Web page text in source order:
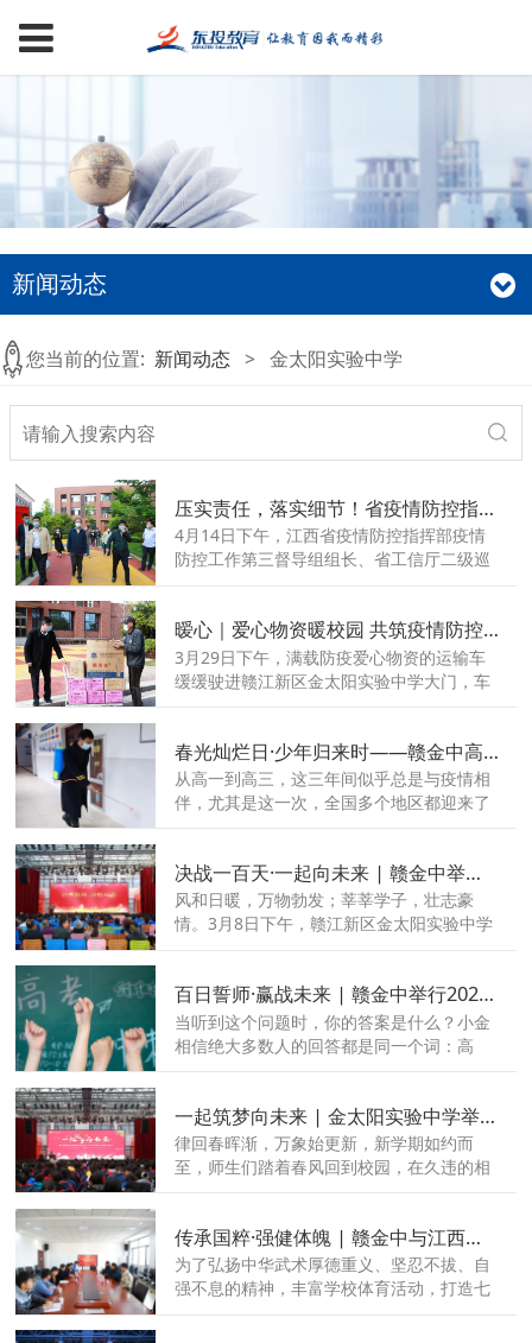
新闻动态
您当前的位置: 新闻动态 > 金太阳实验中学
压实责任，落实细节！省疫情防控指挥部第三督导组莅临赣金中指导疫情防控工作！
4月14日下午，江西省疫情防控指挥部疫情
防控工作第三督导组组长、省工信厅二级巡
工委委员、管委会副主任赵和平，赣江新区
社发局局长李茂芹及中医药科创城党委委员
叶人齐等人全程陪同。
暧心｜爱心物资暖校园 共筑疫情防控线
3月29日下午，满载防疫爱心物资的运输车
缓缓驶进赣江新区金太阳实验中学大门，车
春光灿烂日·少年归来时——赣金中高三学子返校复课啦！
从高一到高三，这三年间似乎总是与疫情相
伴，尤其是这一次，全国多个地区都迎来了
着复课的通知。
决战一百天·一起向未来 | 赣金中举办中考百日誓师大会
风和日暖，万物勃发；莘莘学子，壮志豪
情。3月8日下午，赣江新区金太阳实验中学
校领导以及初三全体师生见证了这一重要时
刻。
百日誓师·赢战未来 | 赣金中举行2022届高三年级百日誓师大会！
当听到这个问题时，你的答案是什么？小金
相信绝大多数人的回答都是同一个词：高
一起筑梦向未来 | 金太阳实验中学举行2022年春季开学典礼！
律回春晖渐，万象始更新，新学期如约而
至，师生们踏着春风回到校园，在久违的相
传承国粹·强健体魄 | 赣金中与江西传统武术技击协会签订战略合作协议
为了弘扬中华武术厚德重义、坚忍不拔、自
强不息的精神，丰富学校体育活动，打造七